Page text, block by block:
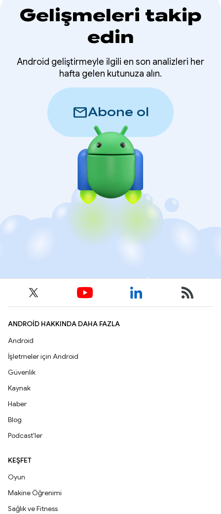
Gelişmeleri takip
edin
Android geliştirmeyle ilgili en son analizleri her
hafta gelen kutunuza alın.
mailAbone ol
ANDROID HAKKINDA DAHA FAZLA
Android
İşletmeler için Android
Güvenlik
Kaynak
Haber
Blog
Podcast'ler
KEŞFET
Oyun
Makine Öğrenimi
Sağlık ve Fitness